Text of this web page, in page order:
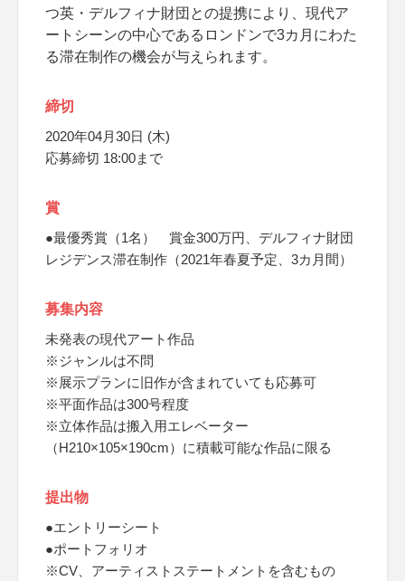
つ英・デルフィナ財団との提携により、現代ア
ートシーンの中心であるロンドンで3カ月にわた
る滞在制作の機会が与えられます。
締切
2020年04月30日 (木)
応募締切 18:00まで
賞
●最優秀賞（1名） 賞金300万円、デルフィナ財団
レジデンス滞在制作（2021年春夏予定、3カ月間）
募集内容
未発表の現代アート作品
※ジャンルは不問
※展示プランに旧作が含まれていても応募可
※平面作品は300号程度
※立体作品は搬入用エレベーター
（H210×105×190cm）に積載可能な作品に限る
提出物
●エントリーシート
●ポートフォリオ
※CV、アーティストステートメントを含むもの